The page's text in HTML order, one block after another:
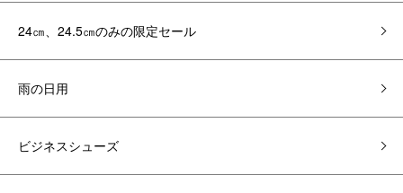
24㎝、24.5㎝のみの限定セール
雨の日用
ビジネスシューズ